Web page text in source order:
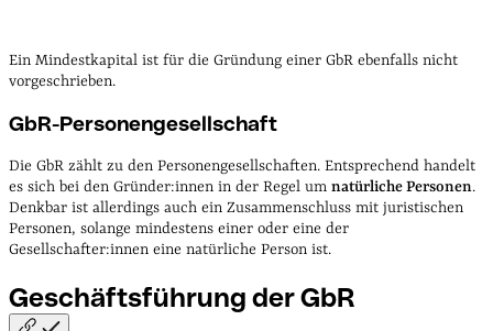
Ein Mindestkapital ist für die Gründung einer GbR ebenfalls nicht
vorgeschrieben.
GbR-Personengesellschaft
Die GbR zählt zu den Personengesellschaften. Entsprechend handelt
es sich bei den Gründer:innen in der Regel um natürliche Personen.
Denkbar ist allerdings auch ein Zusammenschluss mit juristischen
Personen, solange mindestens einer oder eine der
Gesellschafter:innen eine natürliche Person ist.
Geschäftsführung derGbR